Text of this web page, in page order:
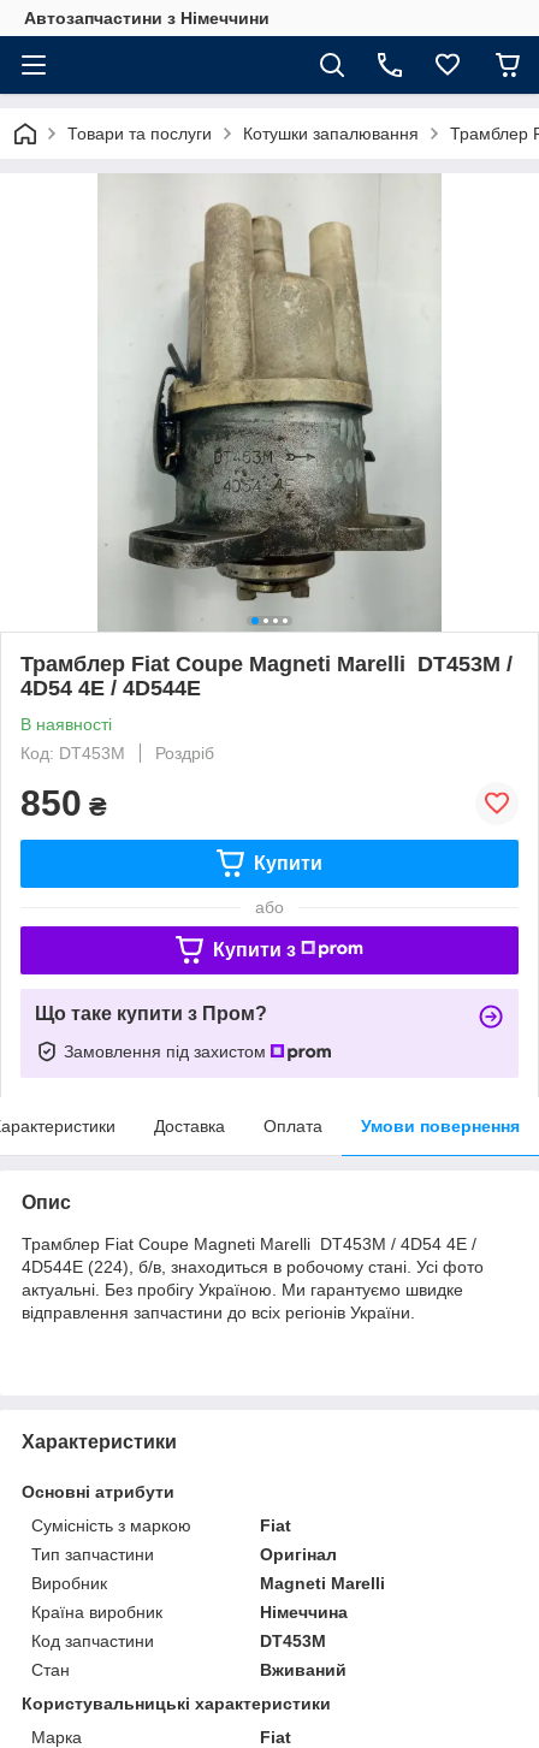
Автозапчастини з Німеччини
Товари та послуги Котушки запалювання Трамблер
Трамблер Fiat Coupe Magneti Marelli DT453M /
4D54 4E / 4D544E
В наявності
Код: DT453M
Роздріб
850 ₴
Купити
або
Купити з
Що таке купити з Пром?
Замовлення під захистом
Доставка Оплата Умови повернення
Опис
Трамблер Fiat Coupe Magneti Marelli DT453M / 4D54 4E /
4D544E (224), б/в, знаходиться в робочому стані. Усі фото
актуальні. Без пробігу Україною. Ми гарантуємо швидке
відправлення запчастини до всіх регіонів України.
Характеристики
Основні атрибути
Сумісність з маркою
Fiat
Тип запчастини
Оригінал
Виробник
Magneti Marelli
Країна виробник
Німеччина
Код запчастини
DT453M
Стан
Вживаний
Користувальницькі характеристики
Марка
Fiat